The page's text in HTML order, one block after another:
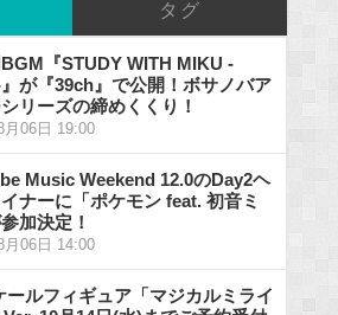
タグ
『STUDY WITH MIKU -
が『39ch』で公開！ボサノバア
リーズの締めくくり！
月06日 19:00
Music Weekend 12.0のDay2ヘ
ナーに「ポケモン feat. 初音ミ
加決定！
月06日 14:00
ールフィギュア「マジカルミライ